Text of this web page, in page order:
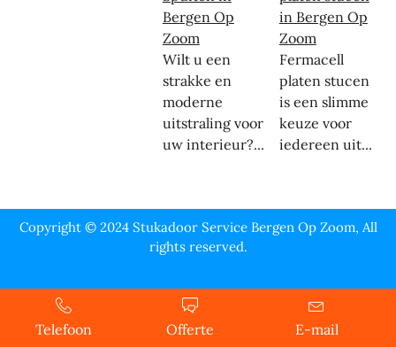
Bergen Op
Zoom
Wilt u een
strakke en
moderne
uitstraling voor
uw interieur?...
in Bergen Op
Zoom
Fermacell
platen stucen
is een slimme
keuze voor
iedereen uit...
Copyright © 2024 Stukadoor Service Bergen Op Zoom, All
rights reserved.
Telefoon Offerte E-mail